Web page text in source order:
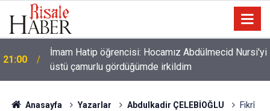
21:00
İmam Hatip öğrencisi: Hocamız Abdülmecid Nursi'yi
üstü çamurlu gördüğümde irkildim
Anasayfa Yazarlar Abdulkadir ÇELEBİOĞLU
Fikrî